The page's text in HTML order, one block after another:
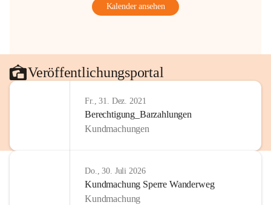
Kalender ansehen
Veröffentlichungsportal
Fr., 31. Dez. 2021
Berechtigung_Barzahlungen
Kundmachungen
Do., 30. Juli 2026
Kundmachung Sperre Wanderweg
Kundmachung